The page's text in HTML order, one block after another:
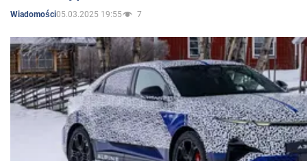
Wiadomości05.03.2025 19:55 7